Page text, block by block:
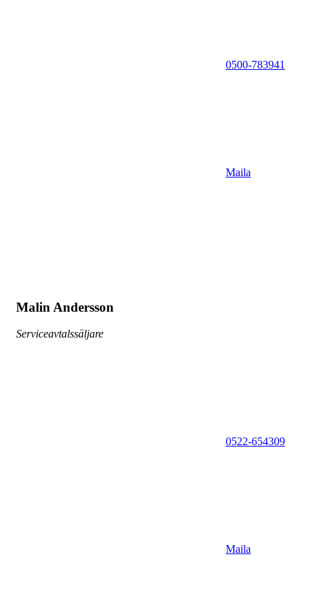
0500-783941
Maila
Malin Andersson
Serviceavtalssäljare
0522-654309
Maila